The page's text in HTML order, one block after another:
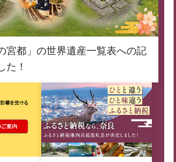
宮都」の世界遺産一覧表への記
た！